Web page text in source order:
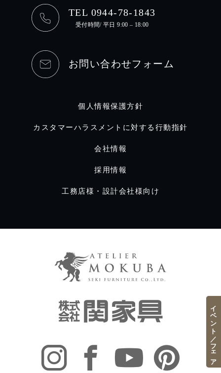
TEL 0944-78-1843
受付時間/ 平日 9:00 – 18:00
お問い合わせフォーム
個人情報保護方針
カスタマーハラスメントに対する行動指針
会社情報
採用情報
工務店様・設計会社様向け
イベント／フェア